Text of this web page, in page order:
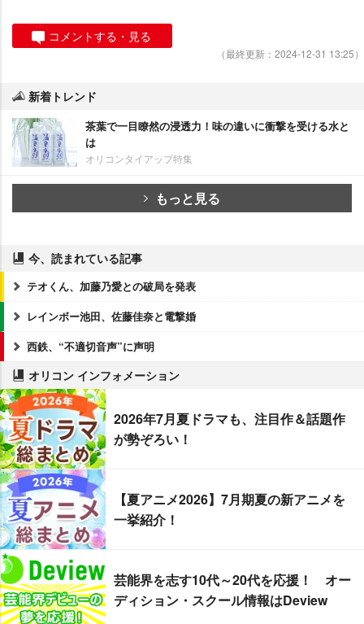
コメントする・見る
（最終更新：2024-12-31 13:25）
新着トレンド
茶葉で一目瞭然の浸透力！味の違いに衝撃を受ける水と
は
オリコンタイアップ特集
もっと見る
今、読まれている記事
テオくん、加藤乃愛との破局を発表
レインボー池田、佐藤佳奈と電撃婚
西鉄、“不適切音声”に声明
オリコン インフォメーション
2026年7月夏ドラマも、注目作＆話題作
が勢ぞろい！
【夏アニメ2026】7月期夏の新アニメを
一挙紹介！
芸能界を志す10代～20代を応援！ オー
ディション・スクール情報はDeview